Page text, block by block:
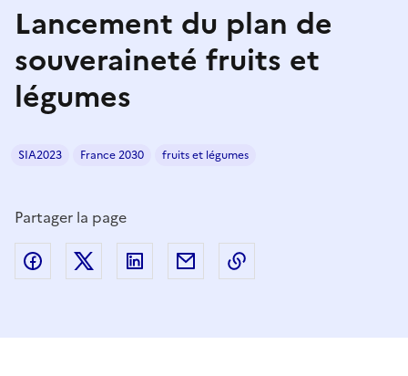
Lancement du plan de
souveraineté fruits et
légumes
SIA2023 France 2030 fruits et légumes
Partager la page
Partager sur Facebook
Partager sur Twitter
Partager sur LinkedIn
Partager par email